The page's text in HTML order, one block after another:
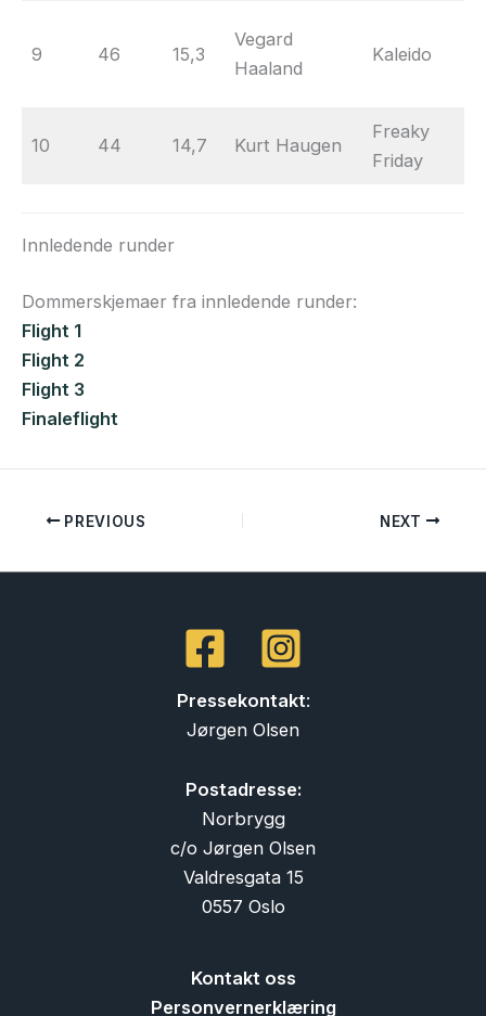
9 46 15,3
Vegard
Haaland
Kaleido
10 44 14,7 Kurt Haugen
Freaky
Friday
Innledende runder
Dommerskjemaer fra innledende runder:
Flight 1
Flight 2
Flight 3
Finaleflight
PREVIOUS NEXT
Pressekontakt:
Jørgen Olsen
Postadresse:
Norbrygg
c/o Jørgen Olsen
Valdresgata 15
0557 Oslo
Kontakt oss
Personvernerklæring